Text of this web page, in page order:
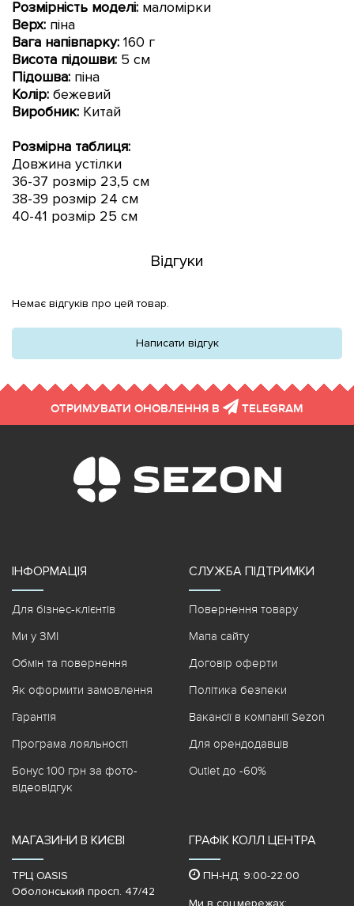
Розмірність моделі: маломірки
Верх: піна
Вага напівпарку: 160 г
Висота підошви: 5 см
Підошва: піна
Колір: бежевий
Виробник: Китай
Розмірна таблиця:
Довжина устілки
36-37 розмір 23,5 см
38-39 розмір 24 см
40-41 розмір 25 см
Відгуки
Немає відгуків про цей товар.
Написати відгук
ОТРИМУВАТИ ОНОВЛЕННЯ В TELEGRAM
ІНФОРМАЦІЯ
Для бізнес-клієнтів
Ми у ЗМІ
Обмін та повернення
Як оформити замовлення
Гарантія
Програма лояльності
Бонус 100 грн за фото-
відеовідгук
СЛУЖБА ПІДТРИМКИ
Повернення товару
Мапа сайту
Договір оферти
Політика безпеки
Вакансії в компанії Sezon
Для орендодавців
Outlet до -60%
МАГАЗИНИ В КИЄВІ
ТРЦ OASIS
Оболонський просп. 47/42
ГРАФІК КОЛЛ ЦЕНТРА
ПН-НД: 9:00-22:00
Ми в соц.мережах: